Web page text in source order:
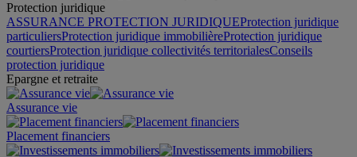
Protection juridique
ASSURANCE PROTECTION JURIDIQUEProtection juridique
particuliersProtection juridique immobilièreProtection juridique
courtiersProtection juridique collectivités territorialesConseils
protection juridique
Epargne et retraite
Assurance vie
Placement financiers